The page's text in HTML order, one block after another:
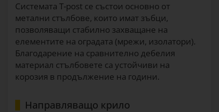
Системата T-post се състои основно от
метални стълбове, които имат зъбци,
позволяващи стабилно захващане на
елементите на оградата (мрежи, изолатори).
Благодарение на сравнително дебелия
материал стълбовете са устойчиви на
корозия в продължение на години.
Направляващо крило